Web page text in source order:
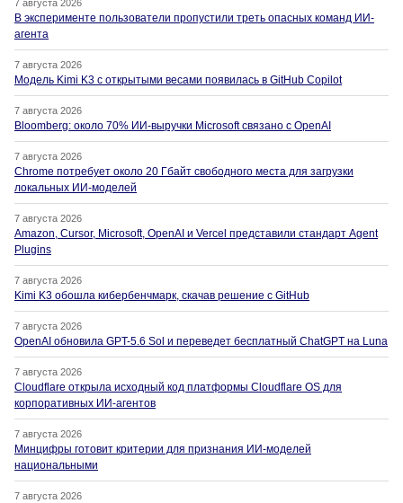
7 августа 2026
В эксперименте пользователи пропустили треть опасных команд ИИ-
агента
7 августа 2026
Модель Kimi K3 с открытыми весами появилась в GitHub Copilot
7 августа 2026
Bloomberg: около 70% ИИ-выручки Microsoft связано с OpenAI
7 августа 2026
Chrome потребует около 20 Гбайт свободного места для загрузки
локальных ИИ-моделей
7 августа 2026
Amazon, Cursor, Microsoft, OpenAI и Vercel представили стандарт Agent
Plugins
7 августа 2026
Kimi K3 обошла кибербенчмарк, скачав решение с GitHub
7 августа 2026
OpenAI обновила GPT-5.6 Sol и переведет бесплатный ChatGPT на Luna
7 августа 2026
Cloudflare открыла исходный код платформы Cloudflare OS для
корпоративных ИИ-агентов
7 августа 2026
Минцифры готовит критерии для признания ИИ-моделей
национальными
7 августа 2026